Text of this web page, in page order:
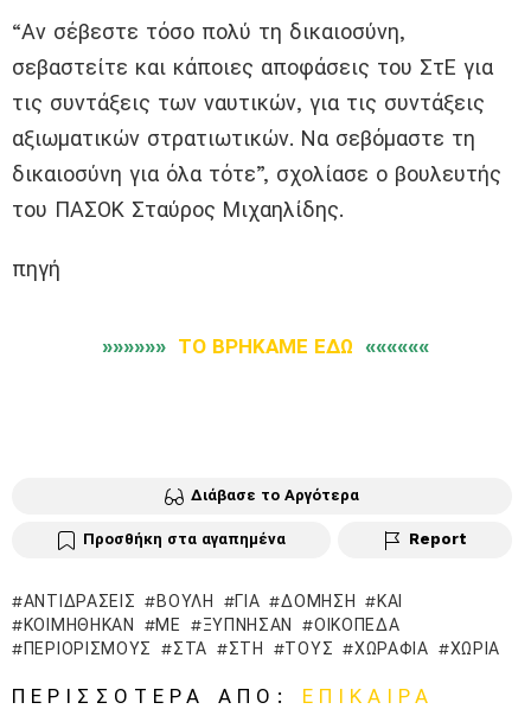
“Αν σέβεστε τόσο πολύ τη δικαιοσύνη,
σεβαστείτε και κάποιες αποφάσεις του ΣτΕ για
τις συντάξεις των ναυτικών, για τις συντάξεις
αξιωματικών στρατιωτικών. Να σεβόμαστε τη
δικαιοσύνη για όλα τότε”, σχολίασε ο βουλευτής
του ΠΑΣΟΚ Σταύρος Μιχαηλίδης.
πηγή
»»»»»» ΤΟ ΒΡΗΚΑΜΕ ΕΔΩ ««««««
Διάβασε το Αργότερα
Προσθήκη στα αγαπημένα Report
ΑΝΤΙΔΡΆΣΕΙΣ ΒΟΥΛΉ ΓΙΑ ΔΌΜΗΣΗ
ΚΑΙ
ΚΟΙΜΉΘΗΚΑΝ
ΜΕ ΞΎΠΝΗΣΑΝ
ΟΙΚΌΠΕΔΑ
ΠΕΡΙΟΡΙΣΜΟΎΣ
ΣΤΑ ΣΤΗ ΤΟΥΣ ΧΩΡΆΦΙΑ ΧΩΡΙΆ
ΠΕΡΙΣΣΌΤΕΡΑ ΑΠΌ: ΕΠΊΚΑΙΡΑ